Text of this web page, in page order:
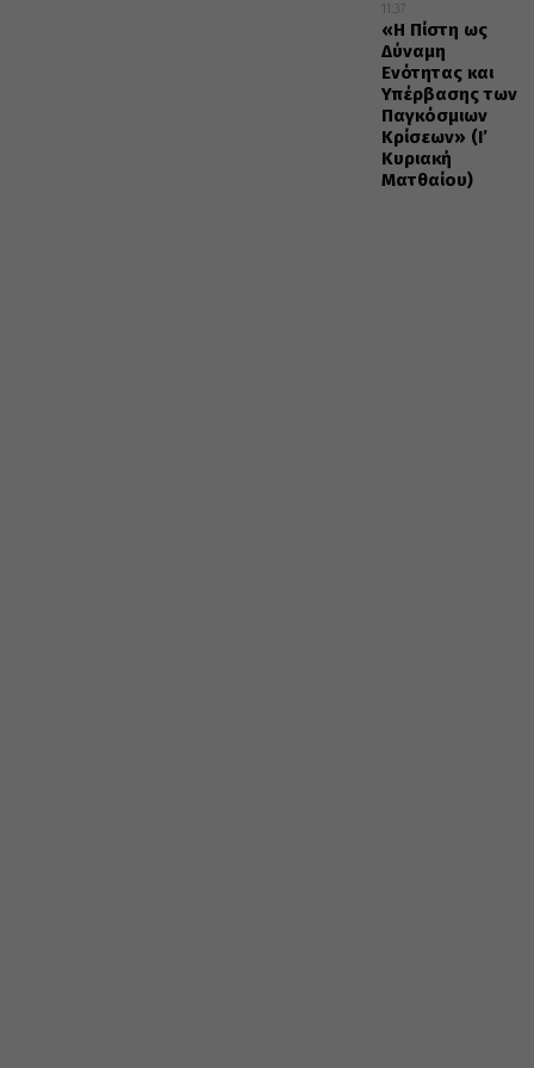
11:37
«Η Πίστη ως
Δύναμη
Ενότητας και
Υπέρβασης των
Παγκόσμιων
Κρίσεων» (Ι’
Κυριακή
Ματθαίου)